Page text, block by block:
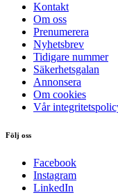
Kontakt
Om oss
Prenumerera
Nyhetsbrev
Tidigare nummer
Säkerhetsgalan
Annonsera
Om cookies
Vår
Följ oss
Facebook
Instagram
LinkedIn